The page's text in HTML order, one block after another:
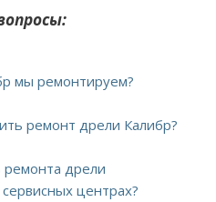
мы ремонтируем?
ремонт дрели Калибр?
ремонта дрели
центрах?